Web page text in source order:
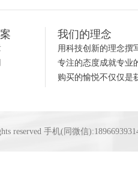
我们的理念
用科技创新的理念撰
专注的态度成就专业
购买的愉悦不仅仅是
reserved 手机(同微信